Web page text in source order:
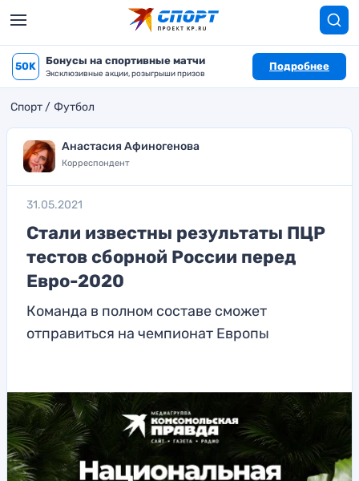
50K Бонусы на спортивные матчи
Эксклюзивные акции, розыгрыши призов
Подробнее
Спорт Футбол
Анастасия Афиногенова
Корреспондент
31.05.2021
Стали известны результаты ПЦР
тестов сборной России перед
Евро-2020
Команда в полном составе сможет
отправиться на чемпионат Европы